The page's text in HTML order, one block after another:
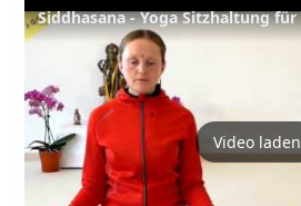
Video laden